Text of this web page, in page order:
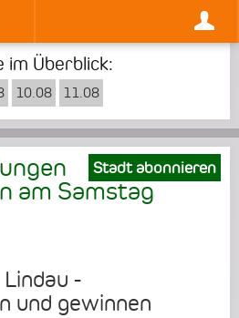
im Überblick:
10.08 11.08
Stadt abonnieren
am Samstag
-
und gewinnen